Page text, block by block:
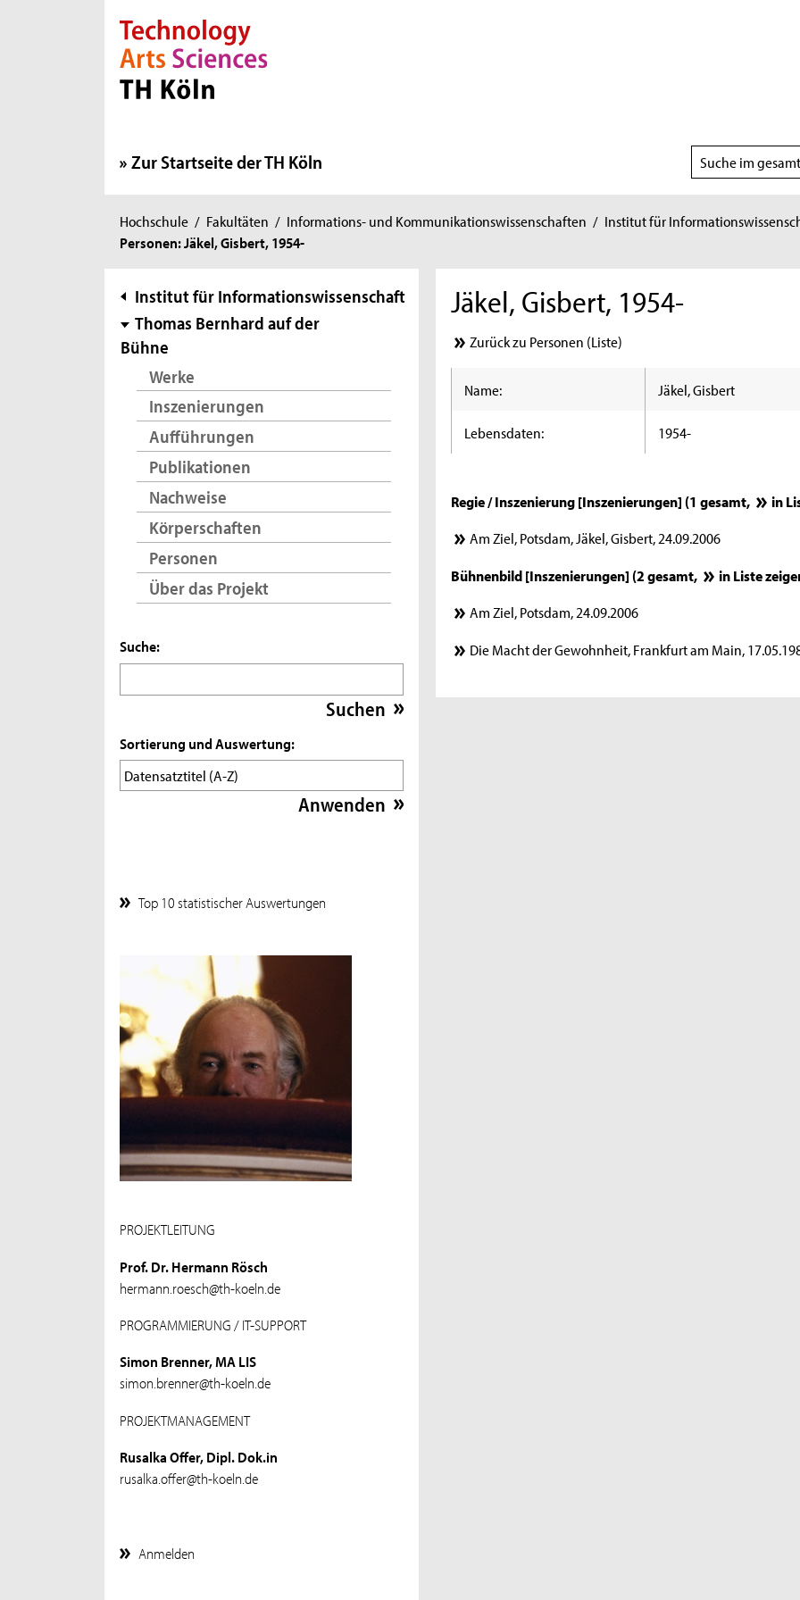
Direkt zur Hauptnavigation
Direkt zur Subnavigation
Direkt zum Inhalt
Direkt zum Fußbereich
Zur Startseite der TH Köln
Suchbereich
wählen
Sie
sind
Hochschule / Fakultäten / Informations- und Kommunikationswissenschaften / Institut für
Personen: Jäkel, Gisbert, 1954-
Subnavigation
Institut für Informationswissenschaft
Thomas Bernhard auf der
Bühne
Werke
Inszenierungen
Aufführungen
Publikationen
Nachweise
Körperschaften
Personen
Über das Projekt
Suche:
Sortierung und Auswertung:
Top 10 statistischer Auswertungen
PROJEKTLEITUNG
Prof. Dr. Hermann Rösch
hermann.roesch@th-koeln.de
PROGRAMMIERUNG / IT-SUPPORT
Simon Brenner, MA LIS
simon.brenner@th-koeln.de
PROJEKTMANAGEMENT
Rusalka Offer, Dipl. Dok.in
rusalka.offer@th-koeln.de
Anmelden
Jäkel, Gisbert, 1954-
Zurück zu Personen (Liste)
Name: Jäkel, Gisbert
Lebensdaten: 1954-
Regie / Inszenierung [Inszenierungen] (1 gesamt, in
Am Ziel, Potsdam, Jäkel, Gisbert, 24.09.2006
Bühnenbild [Inszenierungen] (2 gesamt,
in Liste
Am Ziel, Potsdam, 24.09.2006
Die Macht der Gewohnheit, Frankfurt am Main,